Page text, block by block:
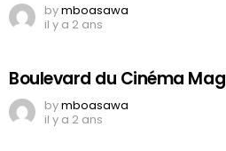
bymboasawa
il y a 2 ans
Boulevard du Cinéma Mag
bymboasawa
il y a 2 ans